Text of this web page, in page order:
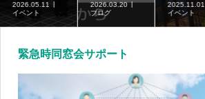
2026.05.11
イベント
2026.03.20
ブログ
2025.11.01
イベント
緊急時同窓会サポート